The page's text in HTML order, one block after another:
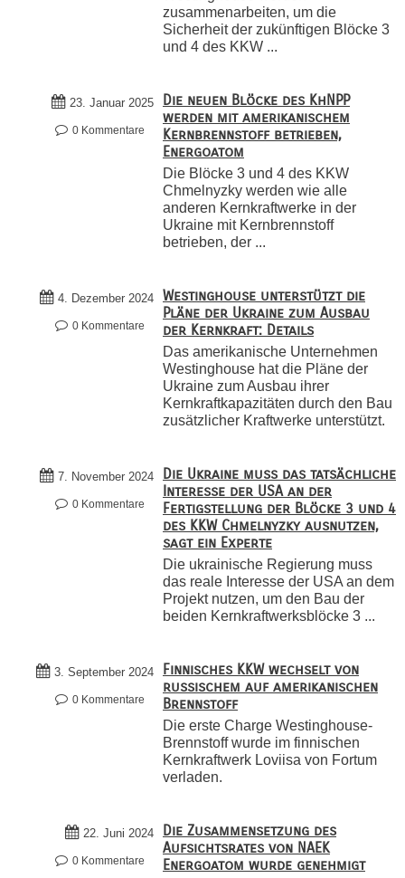
zusammenarbeiten, um die
Sicherheit der zukünftigen Blöcke 3
und 4 des KKW ...
23. Januar 2025
0 Kommentare
Die neuen Blöcke des KhNPP
werden mit amerikanischem
Kernbrennstoff betrieben,
Energoatom
Die Blöcke 3 und 4 des KKW
Chmelnyzky werden wie alle
anderen Kernkraftwerke in der
Ukraine mit Kernbrennstoff
betrieben, der ...
4. Dezember 2024
0 Kommentare
Westinghouse unterstützt die
Pläne der Ukraine zum Ausbau
der Kernkraft: Details
Das amerikanische Unternehmen
Westinghouse hat die Pläne der
Ukraine zum Ausbau ihrer
Kernkraftkapazitäten durch den Bau
zusätzlicher Kraftwerke unterstützt.
7. November 2024
0 Kommentare
Die Ukraine muss das tatsächliche
Interesse der USA an der
Fertigstellung der Blöcke 3 und 4
des KKW Chmelnyzky ausnutzen,
sagt ein Experte
Die ukrainische Regierung muss
das reale Interesse der USA an dem
Projekt nutzen, um den Bau der
beiden Kernkraftwerksblöcke 3 ...
3. September 2024
0 Kommentare
Finnisches KKW wechselt von
russischem auf amerikanischen
Brennstoff
Die erste Charge Westinghouse-
Brennstoff wurde im finnischen
Kernkraftwerk Loviisa von Fortum
verladen.
22. Juni 2024
0 Kommentare
Die Zusammensetzung des
Aufsichtsrates von NAEK
Energoatom wurde genehmigt